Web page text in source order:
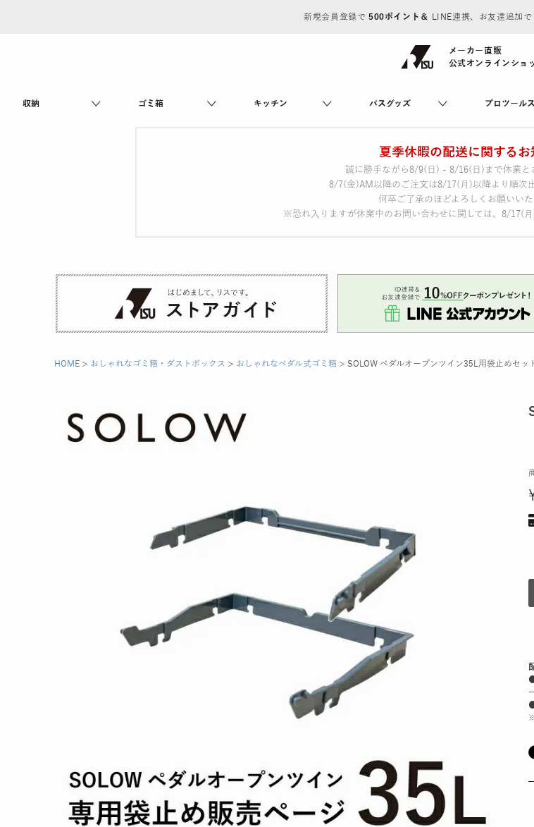
新規会員登録で500ポイント＆ LINE連携、お友達追加で
メーカー直販
公式オンラインショ
収納 ゴミ箱 キッチン バスグッズ プロツールス
夏季休暇の配送に関するお
誠に勝手ながら8/9(日) - 8/16(日)まで休業と
8/7(金)AM以降のご注文は8/17(月)以降より順次
何卒ご了承のほどよろしくお願いいた
※恐れ入りますが休業中のお問い合わせに関しては、8/17(月
HOME おしゃれなゴミ箱・ダストボックス おしゃれなペダル式ゴミ箱 SOLOW ペダルオープンツイン35L用袋止めセッ